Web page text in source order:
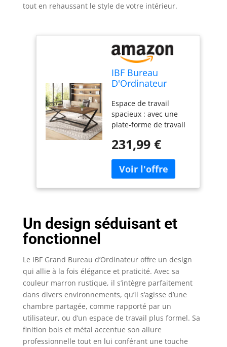
tout en rehaussant le style de votre intérieur.
IBF Bureau
D'Ordinateur
Professionnel
180Cm Brun
Rustique
Espace de travail
spacieux : avec une
plate-forme de travail
ce grand bureau
suffisamment d'espace
pour accueillir
plusieurs écrans,
travail. Un grand
espace de rangement
boîtier principal. Que
ce soit pour les tâches
de bureau, les études,
l'écriture ou les jeux, il
répond à différents
besoins, améliorant
l'efficacité et le confort
du travail. 【Robuste
231,99 €
Un design séduisant et
fonctionnel
Le IBF Grand Bureau d’Ordinateur offre un design
qui allie à la fois élégance et praticité. Avec sa
couleur marron rustique, il s’intègre parfaitement
dans divers environnements, qu’il s’agisse d’une
chambre partagée, comme rapporté par un
utilisateur, ou d’un espace de travail plus formel. Sa
finition bois et métal accentue son allure
professionnelle tout en lui conférant une touche